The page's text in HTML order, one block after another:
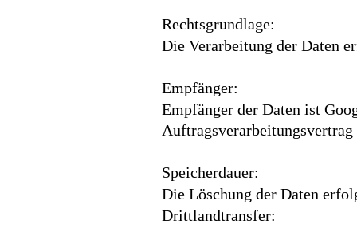
Rechtsgrundlage:
Die Verarbeitung der Daten
Empfänger:
Empfänger der Daten ist
Auftragsverarbeitungsvertrag
Speicherdauer:
Die Löschung der Daten
Drittlandtransfer: